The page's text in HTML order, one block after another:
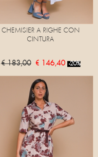
CHEMISIER A RIGHE CON
CINTURA
€ 183,00 € 146,40 -20%